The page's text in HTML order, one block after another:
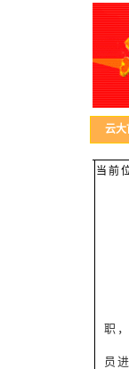
云大
当前
职
员